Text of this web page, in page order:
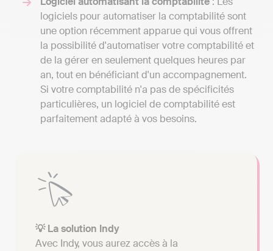
logiciels pour automatiser la comptabilité sont
une option récemment apparue qui vous offrent
la possibilité d'automatiser votre comptabilité et
de la gérer en seulement quelques heures par
an, tout en bénéficiant d'un accompagnement.
Si votre comptabilité n'a pas de spécificités
particulières, un logiciel de comptabilité est
parfaitement adapté à vos besoins.
💡 La solution Indy
Avec Indy, vous aurez accès à la